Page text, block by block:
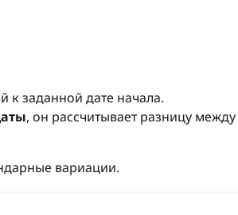
к заданной дате начала.
, он рассчитывает разницу между
вариации.